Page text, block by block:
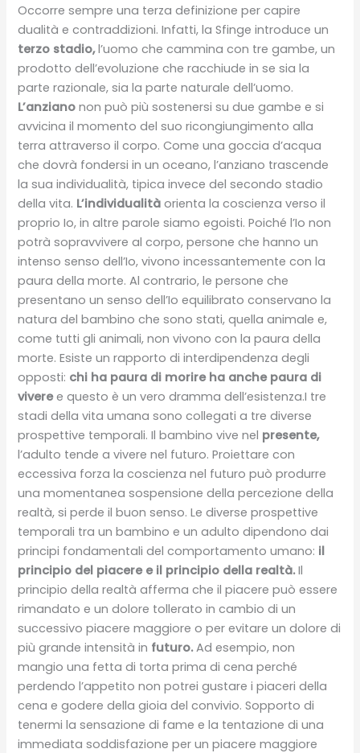
Occorre sempre una terza definizione per capire
dualità e contraddizioni. Infatti, la Sfinge introduce un
terzo stadio,l’uomo che cammina con tre gambe, un
prodotto dell’evoluzione che racchiude in se sia la
parte razionale, sia la parte naturale dell’uomo.
L’anziano non può più sostenersi su due gambe e si
avvicina il momento del suo ricongiungimento alla
terra attraverso il corpo. Come una goccia d’acqua
che dovrà fondersi in un oceano, l’anziano trascende
la sua individualità, tipica invece del secondo stadio
della vita. L’individualità orienta la coscienza verso il
proprio Io, in altre parole siamo egoisti. Poiché l’Io non
potrà sopravvivere al corpo, persone che hanno un
intenso senso dell’Io, vivono incessantemente con la
paura della morte. Al contrario, le persone che
presentano un senso dell’Io equilibrato conservano la
natura del bambino che sono stati, quella animale e,
come tutti gli animali, non vivono con la paura della
morte. Esiste un rapporto di interdipendenza degli
opposti: chi ha paura di morire ha anche paura di
viveree questo è un vero dramma dell’esistenza.I tre
stadi della vita umana sono collegati a tre diverse
prospettive temporali. Il bambino vive nel presente,
l’adulto tende a vivere nel futuro. Proiettare con
eccessiva forza la coscienza nel futuro può produrre
una momentanea sospensione della percezione della
realtà, si perde il buon senso. Le diverse prospettive
temporali tra un bambino e un adulto dipendono dai
principi fondamentali del comportamento umano: il
principio del piacere e il principio della realtà.Il
principio della realtà afferma che il piacere può essere
rimandato e un dolore tollerato in cambio di un
successivo piacere maggiore o per evitare un dolore di
più grande intensità in futuro.Ad esempio, non
mangio una fetta di torta prima di cena perché
perdendo l’appetito non potrei gustare i piaceri della
cena e godere della gioia del convivio. Sopporto di
tenermi la sensazione di fame e la tentazione di una
immediata soddisfazione per un piacere maggiore